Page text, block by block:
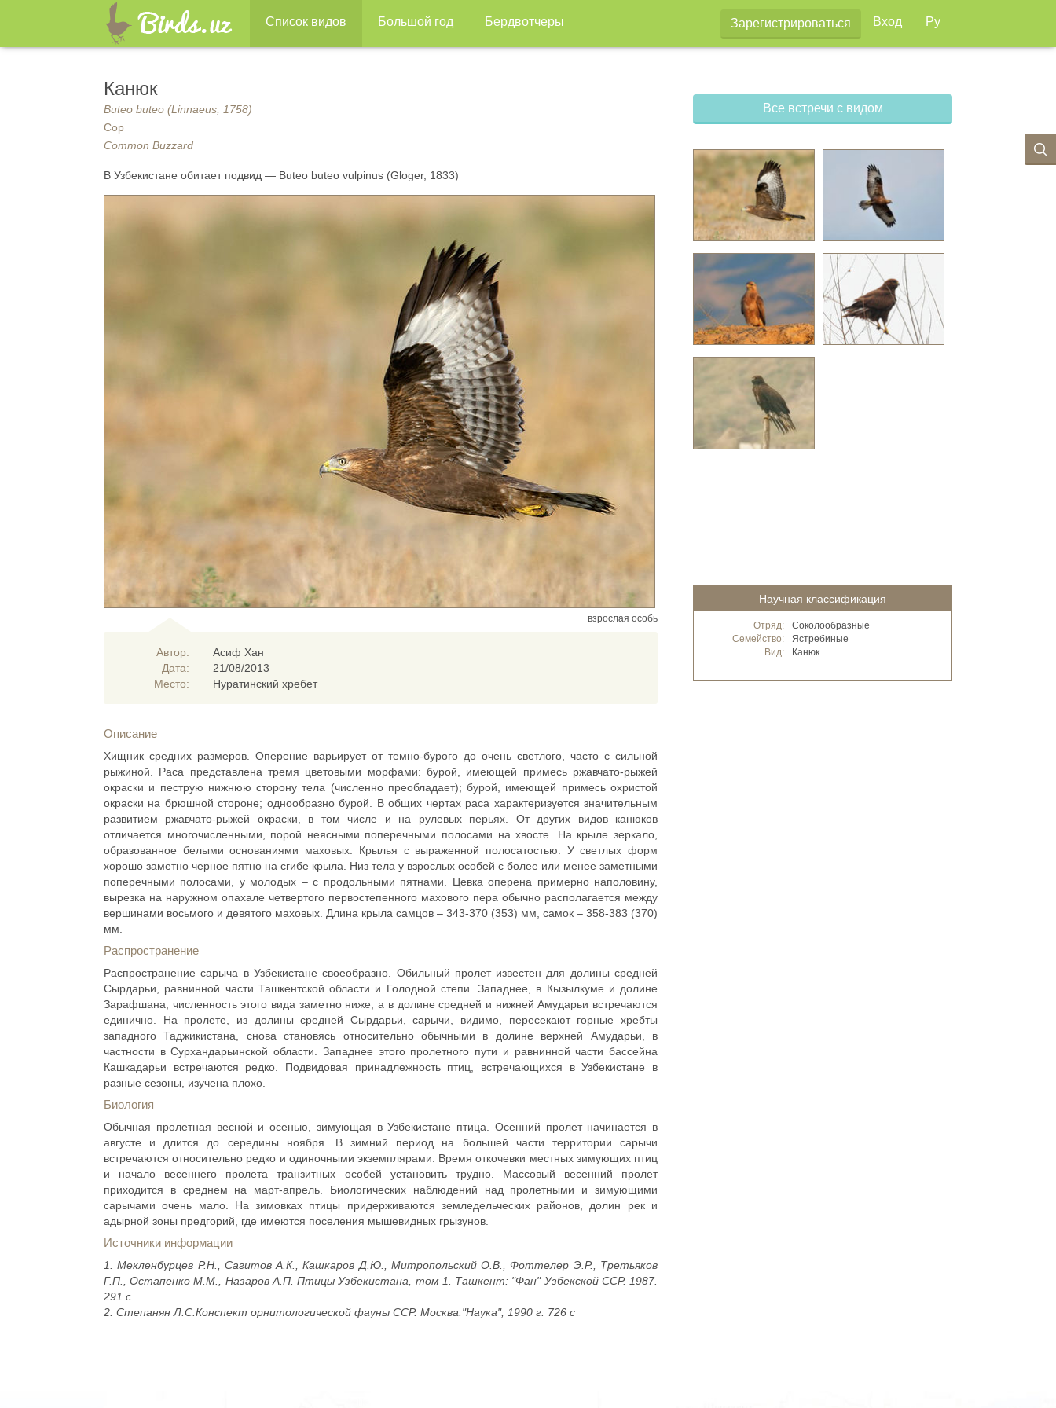
Список видов Большой год Бердвотчеры Зарегистрироваться Вход Ру
Канюк
Buteo buteo (Linnaeus, 1758)
Сор
Common Buzzard
В Узбекистане обитает подвид — Buteo buteo vulpinus (Gloger, 1833)
Автор:
Дата:
Место:
Асиф Хан
21/08/2013
Нуратинский хребет
взрослая особь
Описание
Хищник средних размеров. Оперение варьирует от темно-бурого до очень светлого, часто с сильной
рыжиной. Раса представлена тремя цветовыми морфами: бурой, имеющей примесь ржавчато-рыжей
окраски и пеструю нижнюю сторону тела (численно преобладает); бурой, имеющей примесь охристой
окраски на брюшной стороне; однообразно бурой. В общих чертах раса характеризуется значительным
развитием ржавчато-рыжей окраски, в том числе и на рулевых перьях. От других видов канюков
отличается многочисленными, порой неясными поперечными полосами на хвосте. На крыле зеркало,
образованное белыми основаниями маховых. Крылья с выраженной полосатостью. У светлых форм
хорошо заметно черное пятно на сгибе крыла. Низ тела у взрослых особей с более или менее заметными
поперечными полосами, у молодых – с продольными пятнами. Цевка оперена примерно наполовину,
вырезка на наружном опахале четвертого первостепенного махового пера обычно располагается между
вершинами восьмого и девятого маховых. Длина крыла самцов – 343-370 (353) мм, самок – 358-383 (370)
мм.
Распространение
Распространение сарыча в Узбекистане своеобразно. Обильный пролет известен для долины средней
Сырдарьи, равнинной части Ташкентской области и Голодной степи. Западнее, в Кызылкуме и долине
Зарафшана, численность этого вида заметно ниже, а в долине средней и нижней Амударьи встречаются
единично. На пролете, из долины средней Сырдарьи, сарычи, видимо, пересекают горные хребты
западного Таджикистана, снова становясь относительно обычными в долине верхней Амударьи, в
частности в Сурхандарьинской области. Западнее этого пролетного пути и равнинной части бассейна
Кашкадарьи встречаются редко. Подвидовая принадлежность птиц, встречающихся в Узбекистане в
разные сезоны, изучена плохо.
Биология
Обычная пролетная весной и осенью, зимующая в Узбекистане птица. Осенний пролет начинается в
августе и длится до середины ноября. В зимний период на большей части территории сарычи
встречаются относительно редко и одиночными экземплярами. Время откочевки местных зимующих птиц
и начало весеннего пролета транзитных особей установить трудно. Массовый весенний пролет
приходится в среднем на март-апрель. Биологических наблюдений над пролетными и зимующими
сарычами очень мало. На зимовках птицы придерживаются земледельческих районов, долин рек и
адырной зоны предгорий, где имеются поселения мышевидных грызунов.
Источники информации
1. Мекленбурцев Р.Н., Сагитов А.К., Кашкаров Д.Ю., Митропольский О.В., Фоттелер Э.Р., Третьяков
Г.П., Остапенко М.М., Назаров А.П. Птицы Узбекистана, том 1. Ташкент: "Фан" Узбекской ССР. 1987.
291 с.
2. Степанян Л.С.Конспект орнитологической фауны ССР. Москва:"Наука", 1990 г. 726 с
Все встречи с видом
Научная классификация
Отряд:
Соколообразные
Семейство:
Ястребиные
Вид:
Канюк